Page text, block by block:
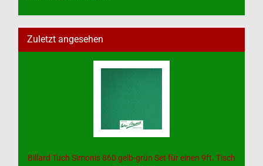
Zuletzt angesehen
Billard Tuch Simonis 860 gelb-grün Set für einen 9ft. Tisch